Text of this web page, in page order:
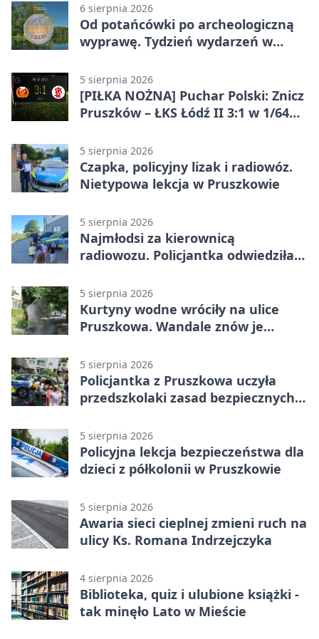
6 sierpnia 2026
Od potańcówki po archeologiczną
wyprawę. Tydzień wydarzeń w
5 sierpnia 2026
[PIŁKA NOŻNA] Puchar Polski: Znicz
Pruszków – ŁKS Łódź II 3:1 w 1/64
5 sierpnia 2026
Czapka, policyjny lizak i radiowóz.
Nietypowa lekcja w Pruszkowie
5 sierpnia 2026
Najmłodsi za kierownicą
radiowozu. Policjantka odwiedziła
5 sierpnia 2026
Kurtyny wodne wróciły na ulice
Pruszkowa. Wandale znów je
5 sierpnia 2026
Policjantka z Pruszkowa uczyła
przedszkolaki zasad bezpiecznych
5 sierpnia 2026
Policyjna lekcja bezpieczeństwa dla
dzieci z półkolonii w Pruszkowie
5 sierpnia 2026
Awaria sieci cieplnej zmieni ruch na
ulicy Ks. Romana Indrzejczyka
4 sierpnia 2026
Biblioteka, quiz i ulubione książki -
tak minęło Lato w Mieście